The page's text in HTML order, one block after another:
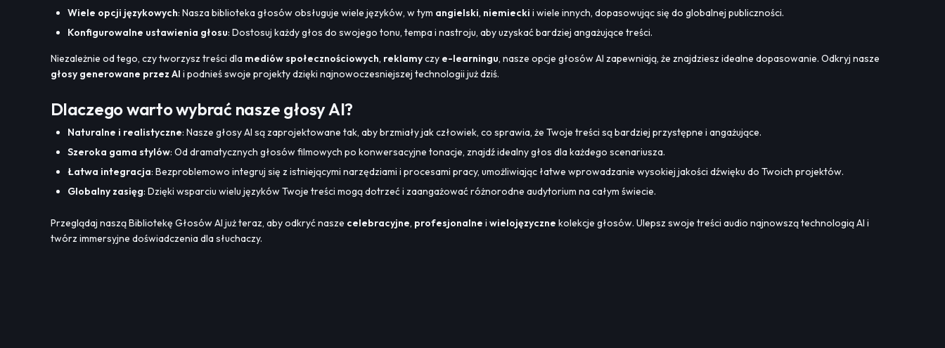
Wiele opcji językowych: Nasza biblioteka głosów obsługuje wiele języków, w tym angielski, niemiecki i wiele innych, dopasowując się do globalnej publiczności.
Konfigurowalne ustawienia głosu: Dostosuj każdy głos do swojego tonu, tempa i nastroju, aby uzyskać bardziej angażujące treści.
Niezależnie od tego, czy tworzysz treści dla mediów społecznościowych, reklamyczy e-learningu, nasze opcje głosów AI zapewniają, że znajdziesz idealne dopasowanie. Odkryj nasze
głosy generowane przez AI i podnieś swoje projekty dzięki najnowoczesniejszej technologii już dziś.
Dlaczego warto wybrać nasze głosy AI?
Naturalne i realistyczne: Nasze głosy AI są zaprojektowane tak, aby brzmiały jak człowiek, co sprawia, że Twoje treści są bardziej przystępne i angażujące.
Szeroka gama stylów: Od dramatycznych głosów filmowych po konwersacyjne tonacje, znajdź idealny głos dla każdego scenariusza.
Łatwa integracja: Bezproblemowo integruj się z istniejącymi narzędziami i procesami pracy, umożliwiając łatwe wprowadzanie wysokiej jakości dźwięku do Twoich projektów.
Globalny zasięg: Dzięki wsparciu wielu języków Twoje treści mogą dotrzeć i zaangażować różnorodne audytorium na całym świecie.
Przeglądaj naszą Bibliotekę Głosów AI już teraz, aby odkryć nasze celebracyjne, profesjonalne i wielojęzyczne kolekcje głosów. Ulepsz swoje treści audio najnowszą technologią AI i
twórz immersyjne doświadczenia dla słuchaczy.